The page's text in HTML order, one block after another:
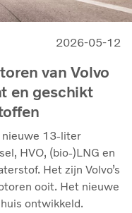
2026-05-12
van Volvo
en geschikt
nieuwe 13-liter
HVO, (bio-)LNG en
Het zijn Volvo’s
ooit. Het nieuwe
ontwikkeld.